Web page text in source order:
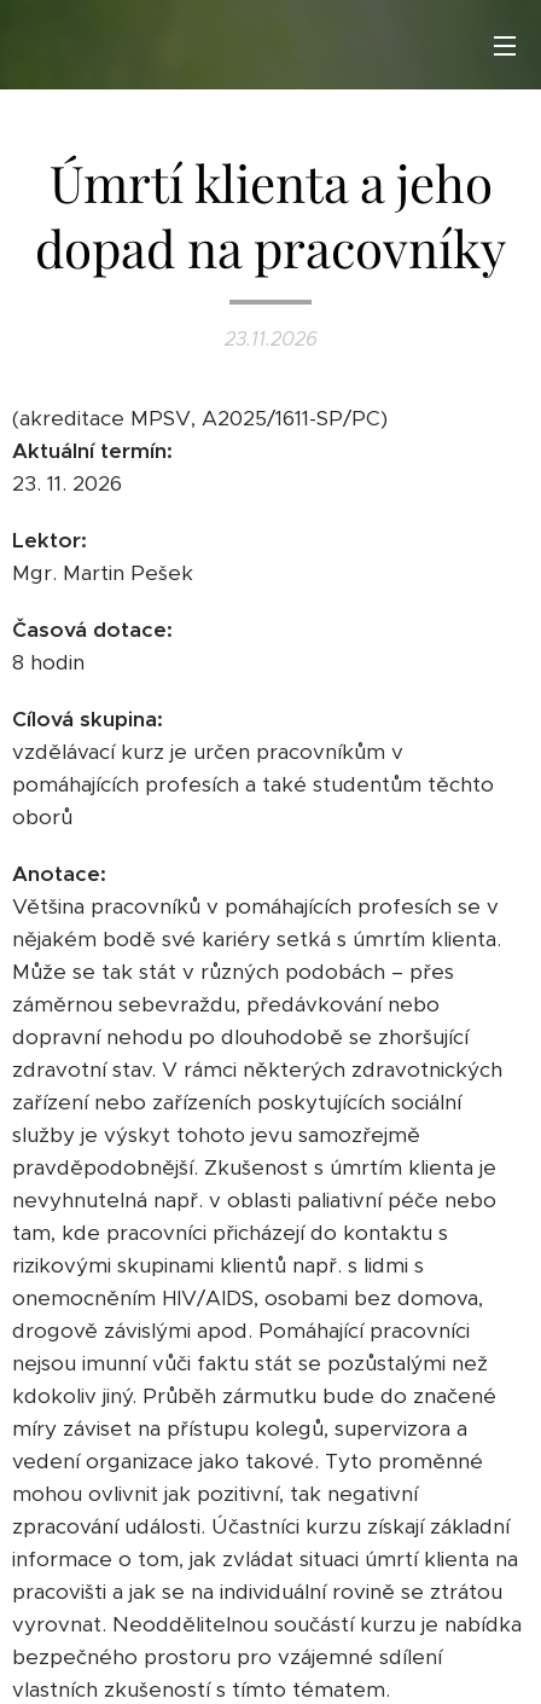
Úmrtí klienta a jeho
dopad na pracovníky
23.11.2026
(akreditace MPSV, A2025/1611-SP/PC)
Aktuální termín:
23. 11. 2026
Lektor:
Mgr. Martin Pešek
Časová dotace:
8 hodin
Cílová skupina:
vzdělávací kurz je určen pracovníkům v
pomáhajících profesích a také studentům těchto
oborů
Anotace:
Většina pracovníků v pomáhajících profesích se v
nějakém bodě své kariéry setká s úmrtím klienta.
Může se tak stát v různých podobách – přes
záměrnou sebevraždu, předávkování nebo
dopravní nehodu po dlouhodobě se zhoršující
zdravotní stav. V rámci některých zdravotnických
zařízení nebo zařízeních poskytujících sociální
služby je výskyt tohoto jevu samozřejmě
pravděpodobnější. Zkušenost s úmrtím klienta je
nevyhnutelná např. v oblasti paliativní péče nebo
tam, kde pracovníci přicházejí do kontaktu s
rizikovými skupinami klientů např. s lidmi s
onemocněním HIV/AIDS, osobami bez domova,
drogově závislými apod. Pomáhající pracovníci
nejsou imunní vůči faktu stát se pozůstalými než
kdokoliv jiný. Průběh zármutku bude do značené
míry záviset na přístupu kolegů, supervizora a
vedení organizace jako takové. Tyto proměnné
mohou ovlivnit jak pozitivní, tak negativní
zpracování události. Účastníci kurzu získají základní
informace o tom, jak zvládat situaci úmrtí klienta na
pracovišti a jak se na individuální rovině se ztrátou
vyrovnat. Neoddělitelnou součástí kurzu je nabídka
bezpečného prostoru pro vzájemné sdílení
vlastních zkušeností s tímto tématem.